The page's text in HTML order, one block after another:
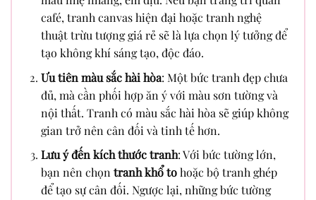
café, tranh canvas hiện đại hoặc tranh nghệ
thuật trừu tượng giá rẻ sẽ là lựa chọn lý tưởng để
tạo không khí sáng tạo, độc đáo.
Ưu tiên màu sắc hài hòa: Một bức tranh đẹp chưa
đủ, mà cần phối hợp ăn ý với màu sơn tường và
nội thất. Tranh có màu sắc hài hòa sẽ giúp không
gian trở nên cân đối và tinh tế hơn.
Lưu ý đến kích thước tranh: Với bức tường lớn,
bạn nên chọntranh khổ tohoặc bộ tranh ghép
để tạo sự cân đối. Ngược lại, những bức tường